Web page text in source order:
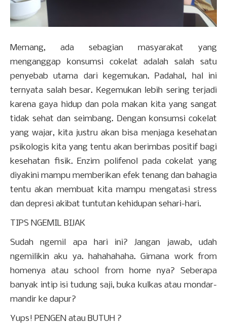
Memang, ada sebagian masyarakat yang
menganggap konsumsi cokelat adalah salah satu
penyebab utama dari kegemukan. Padahal, hal ini
ternyata salah besar. Kegemukan lebih sering terjadi
karena gaya hidup dan pola makan kita yang sangat
tidak sehat dan seimbang. Dengan konsumsi cokelat
yang wajar, kita justru akan bisa menjaga kesehatan
psikologis kita yang tentu akan berimbas positif bagi
kesehatan fisik. Enzim polifenol pada cokelat yang
diyakini mampu memberikan efek tenang dan bahagia
tentu akan membuat kita mampu mengatasi stress
dan depresi akibat tuntutan kehidupan sehari-hari.
TIPS NGEMIL BIJAK
Sudah ngemil apa hari ini? Jangan jawab, udah
ngemilikin aku ya. hahahahaha. Gimana work from
homenya atau school from home nya? Seberapa
banyak intip isi tudung saji, buka kulkas atau mondar-
mandir ke dapur?
Yups! PENGEN atau BUTUH ?